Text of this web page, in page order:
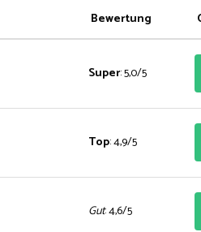
Bewertung
Super: 5,0/5
Top: 4,9/5
Gut: 4,6/5